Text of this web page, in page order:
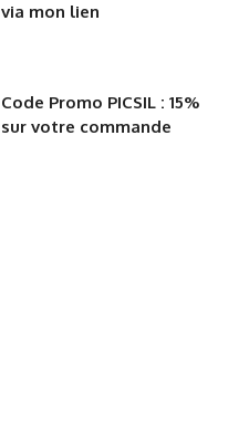
via mon lien
Code Promo PICSIL : 15%
sur votre commande